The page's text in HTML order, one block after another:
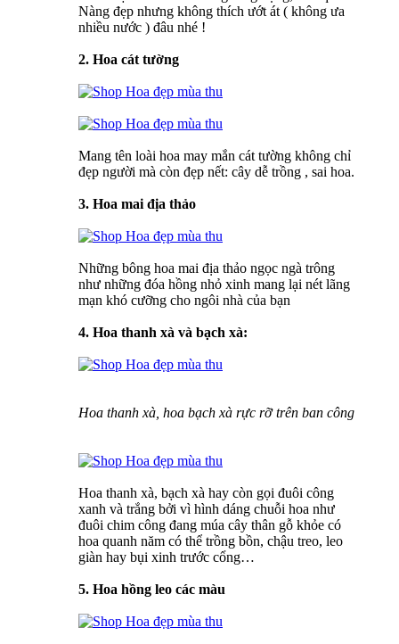
Nàng đẹp nhưng không thích ướt át ( không ưa
nhiều nước ) đâu nhé !
2. Hoa cát tường
Mang tên loài hoa may mắn cát tường không chỉ
đẹp người mà còn đẹp nết: cây dễ trồng , sai hoa.
3. Hoa mai địa thảo
Những bông hoa mai địa thảo ngọc ngà trông
như những đóa hồng nhỏ xinh mang lại nét lãng
mạn khó cưỡng cho ngôi nhà của bạn
4. Hoa thanh xà và bạch xà:
Hoa thanh xà, hoa bạch xà rực rỡ trên ban công
Hoa thanh xà, bạch xà hay còn gọi đuôi công
xanh và trắng bởi vì hình dáng chuỗi hoa như
đuôi chim công đang múa cây thân gỗ khỏe có
hoa quanh năm có thể trồng bồn, chậu treo, leo
giàn hay bụi xinh trước cổng…
5. Hoa hồng leo các màu